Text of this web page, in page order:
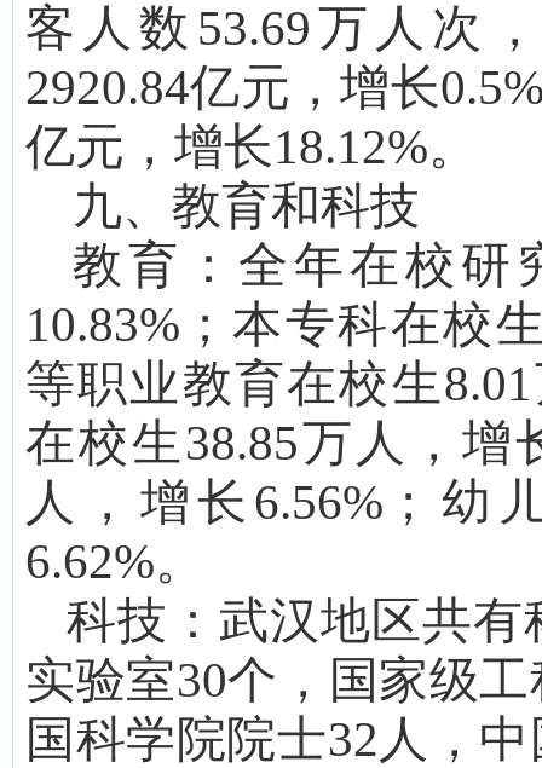
客人数 53.69万人次
2920.84亿元，增长0.5
亿元，增长18.12%。
九、教育和科技
教育： 全年在校研
10.83%；本专科在校
等职业教育在校生8.01
在校生38.85万人，增
人，增长 6.56%；幼
6.62%。
科技： 武汉地区共有
实验室30个，国家级
国科学院院士32人，